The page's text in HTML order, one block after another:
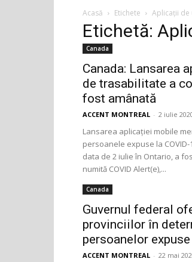
Acasă Etichete Aplicații de
Etichetă:
Canada
Canada: Lansarea
de trasabilitate a
fost amânată
ACCENT MONTREAL - 2 iulie
Lansarea aplicației mobile
persoanele expuse la
data de 2 iulie în Ontario, a
numită COVID Alert(e),...
Canada
Guvernul federal
provinciilor în
persoanelor
ACCENT MONTREAL - 22 mai